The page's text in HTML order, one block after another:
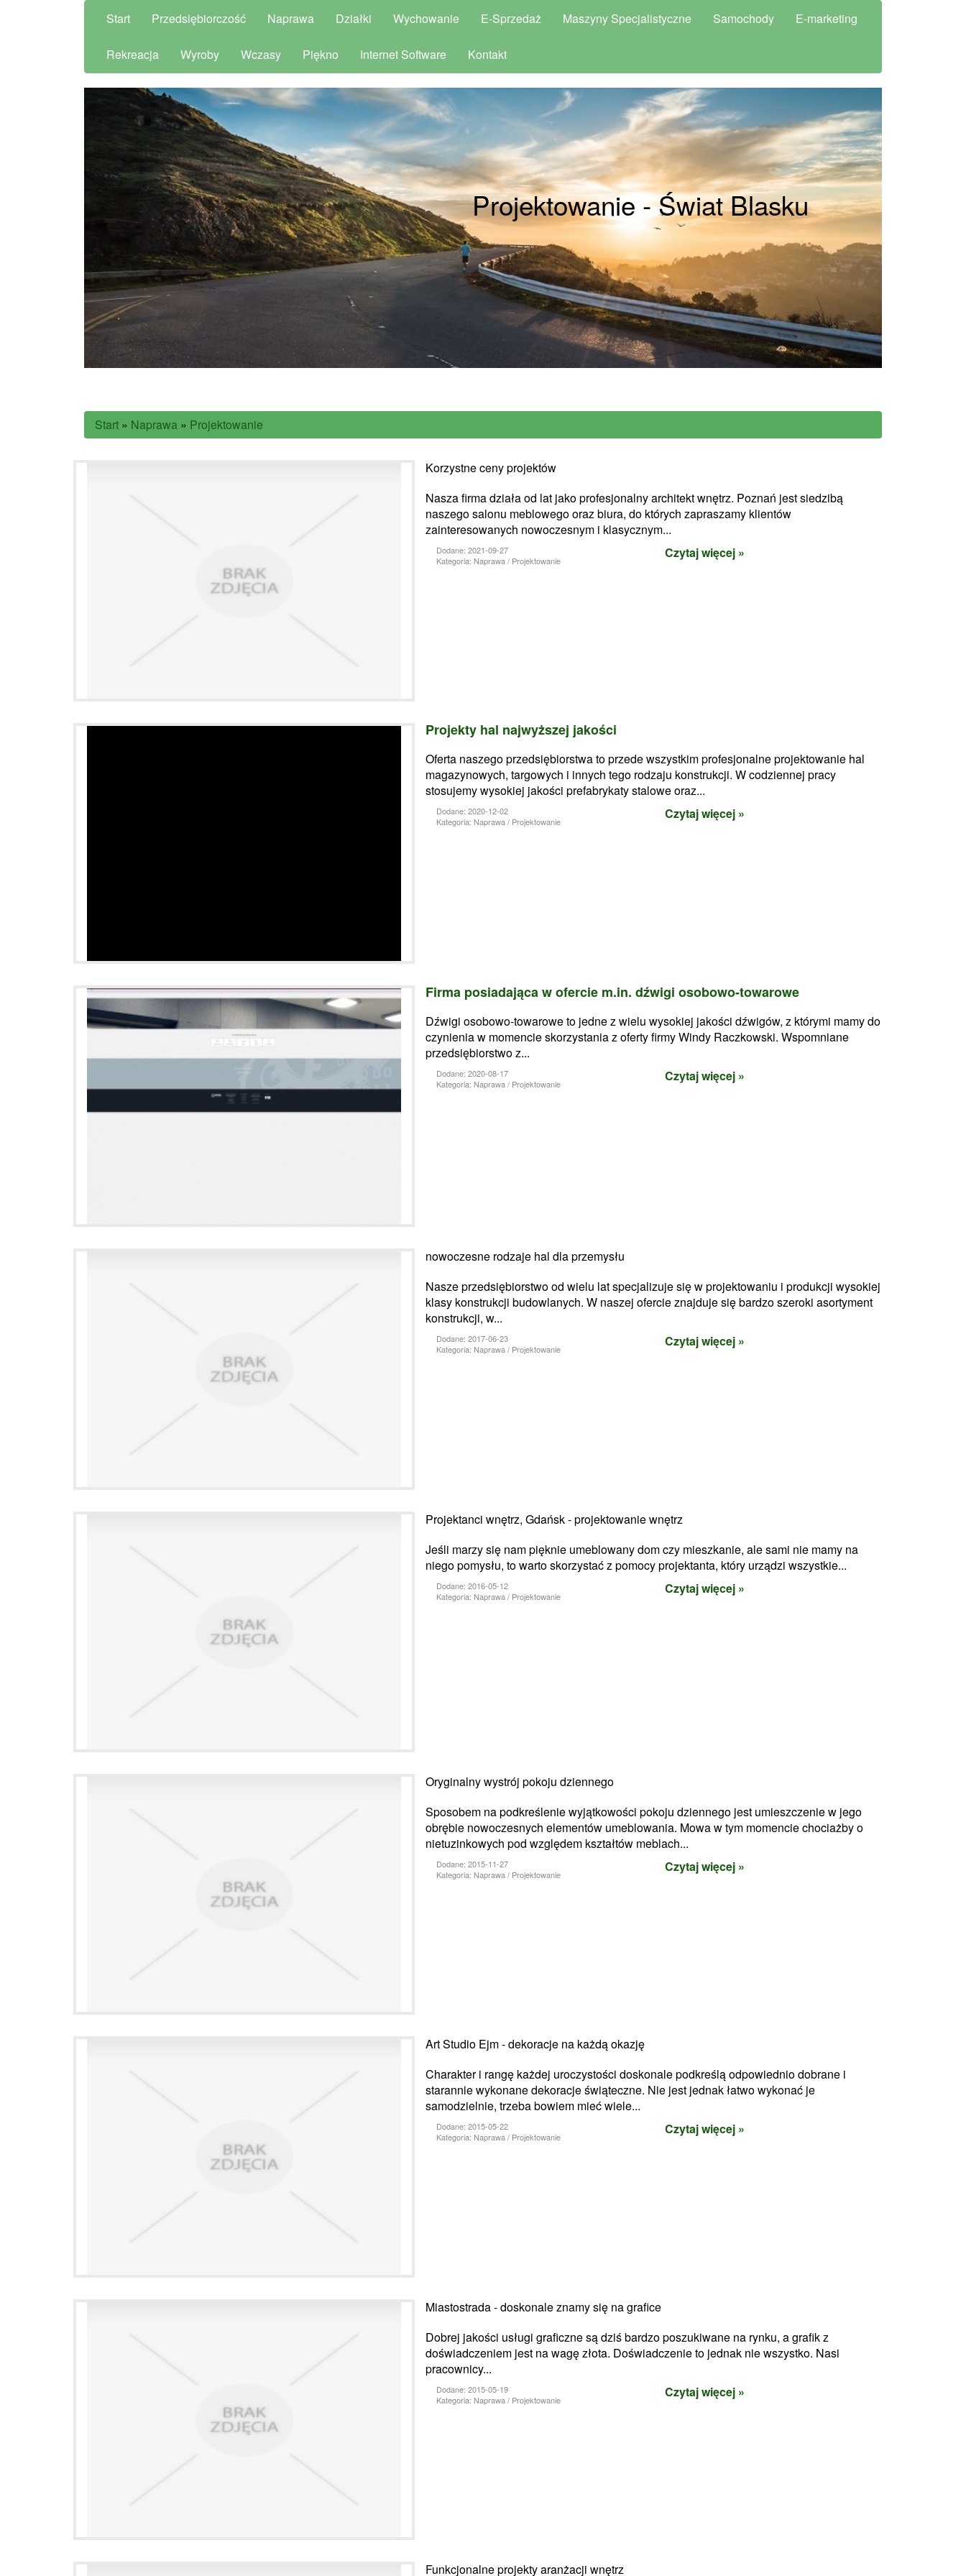
Start Przedsiębiorczość Naprawa Działki Wychowanie E-Sprzedaż Maszyny Specjalistyczne Samochody E-marketing
Rekreacja Wyroby Wczasy Piękno Internet Software Kontakt
Projektowanie - Świat Blasku
Start » Naprawa » Projektowanie
Korzystne ceny projektów
Nasza firma działa od lat jako profesjonalny architekt wnętrz. Poznań jest siedzibą
naszego salonu meblowego oraz biura, do których zapraszamy klientów
zainteresowanych nowoczesnym i klasycznym...
Dodane: 2021-09-27
Kategoria: Naprawa / Projektowanie
Czytaj więcej »
Projekty hal najwyższej jakości
Oferta naszego przedsiębiorstwa to przede wszystkim profesjonalne projektowanie hal
magazynowych, targowych i innych tego rodzaju konstrukcji. W codziennej pracy
stosujemy wysokiej jakości prefabrykaty stalowe oraz...
Dodane: 2020-12-02
Kategoria: Naprawa / Projektowanie
Czytaj więcej »
Firma posiadająca w ofercie m.in. dźwigi osobowo-towarowe
Dźwigi osobowo-towarowe to jedne z wielu wysokiej jakości dźwigów, z którymi mamy do
czynienia w momencie skorzystania z oferty firmy Windy Raczkowski. Wspomniane
przedsiębiorstwo z...
Dodane: 2020-08-17
Kategoria: Naprawa / Projektowanie
Czytaj więcej »
nowoczesne rodzaje hal dla przemysłu
Nasze przedsiębiorstwo od wielu lat specjalizuje się w projektowaniu i produkcji wysokiej
klasy konstrukcji budowlanych. W naszej ofercie znajduje się bardzo szeroki asortyment
konstrukcji, w...
Dodane: 2017-06-23
Kategoria: Naprawa / Projektowanie
Czytaj więcej »
Projektanci wnętrz, Gdańsk - projektowanie wnętrz
Jeśli marzy się nam pięknie umeblowany dom czy mieszkanie, ale sami nie mamy na
niego pomysłu, to warto skorzystać z pomocy projektanta, który urządzi wszystkie...
Dodane: 2016-05-12
Kategoria: Naprawa / Projektowanie
Czytaj więcej »
Oryginalny wystrój pokoju dziennego
Sposobem na podkreślenie wyjątkowości pokoju dziennego jest umieszczenie w jego
obrębie nowoczesnych elementów umeblowania. Mowa w tym momencie chociażby o
nietuzinkowych pod względem kształtów meblach...
Dodane: 2015-11-27
Kategoria: Naprawa / Projektowanie
Czytaj więcej »
Art Studio Ejm - dekoracje na każdą okazję
Charakter i rangę każdej uroczystości doskonale podkreślą odpowiednio dobrane i
starannie wykonane dekoracje świąteczne. Nie jest jednak łatwo wykonać je
samodzielnie, trzeba bowiem mieć wiele...
Dodane: 2015-05-22
Kategoria: Naprawa / Projektowanie
Czytaj więcej »
Miastostrada - doskonale znamy się na grafice
Dobrej jakości usługi graficzne są dziś bardzo poszukiwane na rynku, a grafik z
doświadczeniem jest na wagę złota. Doświadczenie to jednak nie wszystko. Nasi
pracownicy...
Dodane: 2015-05-19
Kategoria: Naprawa / Projektowanie
Czytaj więcej »
Funkcjonalne projekty aranżacji wnętrz